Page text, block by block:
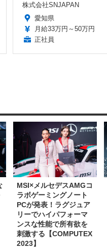
株式会社SNJAPAN
愛知県
月給33万円～50万円
正社員
MSI×メルセデスAMGコ
ラボゲーミングノート
PCが発表！ラグジュア
リーでハイパフォーマ
ンスな性能で所有欲を
刺激する【COMPUTEX
2023】